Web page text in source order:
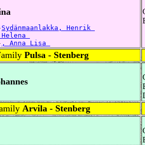
Sydänmaanlakka, Henrik
, Anna Lisa
Pulsa - Stenberg
Arvila - Stenberg